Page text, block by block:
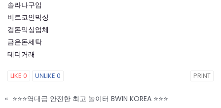
솔라나구입
비트코인믹싱
검돈믹싱업체
금은돈세탁
테더거래
LIKE 0 UNLIKE 0 PRINT
« ⭐️⭐️⭐️역대급 안전한 최고 놀이터 BWIN KOREA ⭐️⭐️⭐️